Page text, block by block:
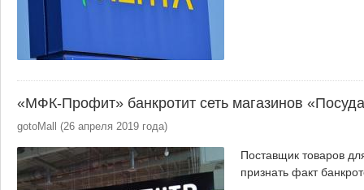
«МФК-Профит» банкротит сеть магазинов
gotoMall (26 апреля 2019 года)
Поставщик товаров
признать факт